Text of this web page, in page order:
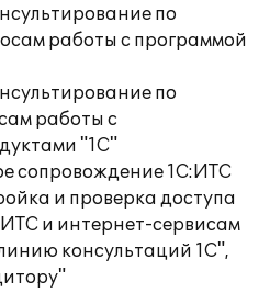
по
работы с программой
по
работы с
"1С"
сопровождение 1С:ИТС
и проверка доступа
и интернет-сервисам
консультаций 1С",